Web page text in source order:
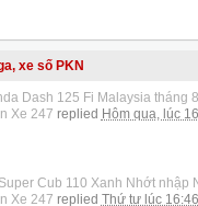
xe số PKN
Dash 125 Fi Malaysia tháng
Xe 247 replied Hôm qua, lúc
Cub 110 Xanh Nhớt nhập
Xe 247 replied Thứ tư lúc 16:46